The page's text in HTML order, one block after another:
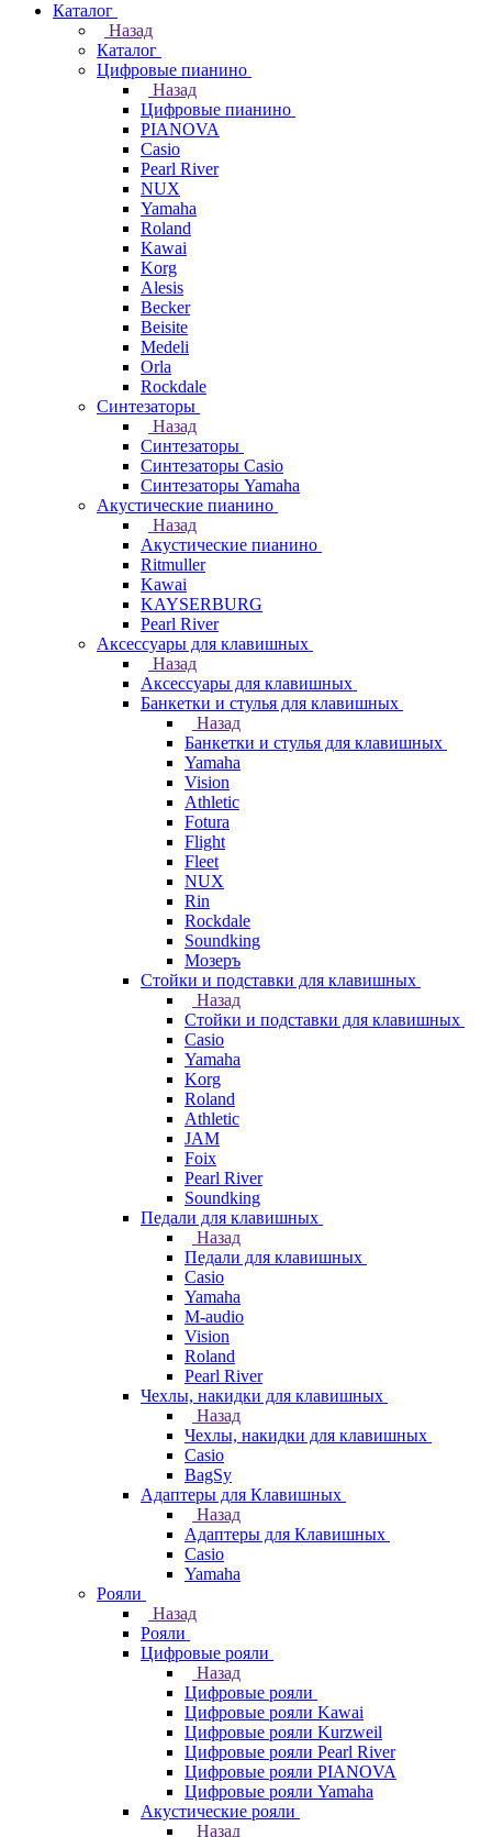
Каталог
Назад
Каталог
Цифровые пианино
Назад
Цифровые пианино
PIANOVA
Casio
Pearl River
NUX
Yamaha
Roland
Kawai
Korg
Alesis
Becker
Beisite
Medeli
Orla
Rockdale
Синтезаторы
Назад
Синтезаторы
Синтезаторы Casio
Синтезаторы Yamaha
Акустические пианино
Назад
Акустические пианино
Ritmuller
Kawai
KAYSERBURG
Pearl River
Аксессуары для клавишных
Назад
Аксессуары для клавишных
Банкетки и стулья для клавишных
Назад
Банкетки и стулья для клавишных
Yamaha
Vision
Athletic
Fotura
Flight
Fleet
NUX
Rin
Rockdale
Soundking
Мозеръ
Стойки и подставки для клавишных
Назад
Стойки и подставки для клавишных
Casio
Yamaha
Korg
Roland
Athletic
JAM
Foix
Pearl River
Soundking
Педали для клавишных
Назад
Педали для клавишных
Casio
Yamaha
M-audio
Vision
Roland
Pearl River
Чехлы, накидки для клавишных
Назад
Чехлы, накидки для клавишных
Casio
BagSy
Адаптеры для Клавишных
Назад
Адаптеры для Клавишных
Casio
Yamaha
Рояли
Назад
Рояли
Цифровые рояли
Назад
Цифровые рояли
Цифровые рояли Kawai
Цифровые рояли Kurzweil
Цифровые рояли Pearl River
Цифровые рояли PIANOVA
Цифровые рояли Yamaha
Акустические рояли
Назад